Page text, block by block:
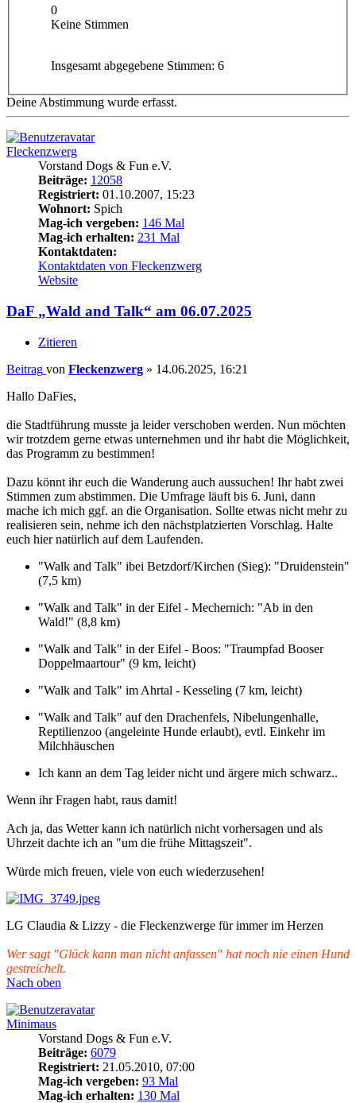
0
Keine Stimmen
Insgesamt abgegebene Stimmen: 6
Deine Abstimmung wurde erfasst.
Fleckenzwerg
Vorstand Dogs & Fun e.V.
Beiträge: 12058
Registriert: 01.10.2007, 15:23
Wohnort: Spich
Mag-ich vergeben: 146 Mal
Mag-ich erhalten: 231 Mal
Kontaktdaten:
Kontaktdaten von Fleckenzwerg
Website
DaF „Wald and Talk“ am 06.07.2025
Zitieren
Beitrag von Fleckenzwerg » 14.06.2025, 16:21
Hallo DaFies,
die Stadtführung musste ja leider verschoben werden. Nun möchten
wir trotzdem gerne etwas unternehmen und ihr habt die Möglichkeit,
das Programm zu bestimmen!
Dazu könnt ihr euch die Wanderung auch aussuchen! Ihr habt zwei
Stimmen zum abstimmen. Die Umfrage läuft bis 6. Juni, dann
mache ich mich ggf. an die Organisation. Sollte etwas nicht mehr zu
realisieren sein, nehme ich den nächstplatzierten Vorschlag. Halte
euch hier natürlich auf dem Laufenden.
"Walk and Talk" ibei Betzdorf/Kirchen (Sieg): "Druidenstein"
(7,5 km)
"Walk and Talk" in der Eifel - Mechernich: "Ab in den
Wald!" (8,8 km)
"Walk and Talk" in der Eifel - Boos: "Traumpfad Booser
Doppelmaartour" (9 km, leicht)
"Walk and Talk" im Ahrtal - Kesseling (7 km, leicht)
"Walk and Talk" auf den Drachenfels, Nibelungenhalle,
Reptilienzoo (angeleinte Hunde erlaubt), evtl. Einkehr im
Milchhäuschen
Ich kann an dem Tag leider nicht und ärgere mich schwarz..
Wenn ihr Fragen habt, raus damit!
Ach ja, das Wetter kann ich natürlich nicht vorhersagen und als
Uhrzeit dachte ich an "um die frühe Mittagszeit".
Würde mich freuen, viele von euch wiederzusehen!
LG Claudia & Lizzy - die Fleckenzwerge für immer im Herzen
Wer sagt "Glück kann man nicht anfassen" hat noch nie einen Hund
gestreichelt.
Nach oben
Minimaus
Vorstand Dogs & Fun e.V.
Beiträge: 6079
Registriert: 21.05.2010, 07:00
Mag-ich vergeben: 93 Mal
Mag-ich erhalten: 130 Mal